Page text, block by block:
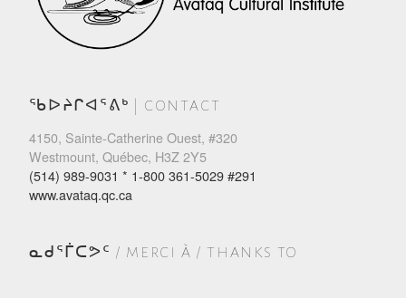
ᖃᐅᔨᒋᐊᕐᕕᒃ | CONTACT
4150, Sainte-Catherine Ouest, #320
Westmount, Québec, H3Z 2Y5
(514) 989-9031 * 1-800 361-5029 #291
www.avataq.qc.ca
ᓇᑯᕐᒦᑕᕗᑦ / MERCI À / THANKS TO